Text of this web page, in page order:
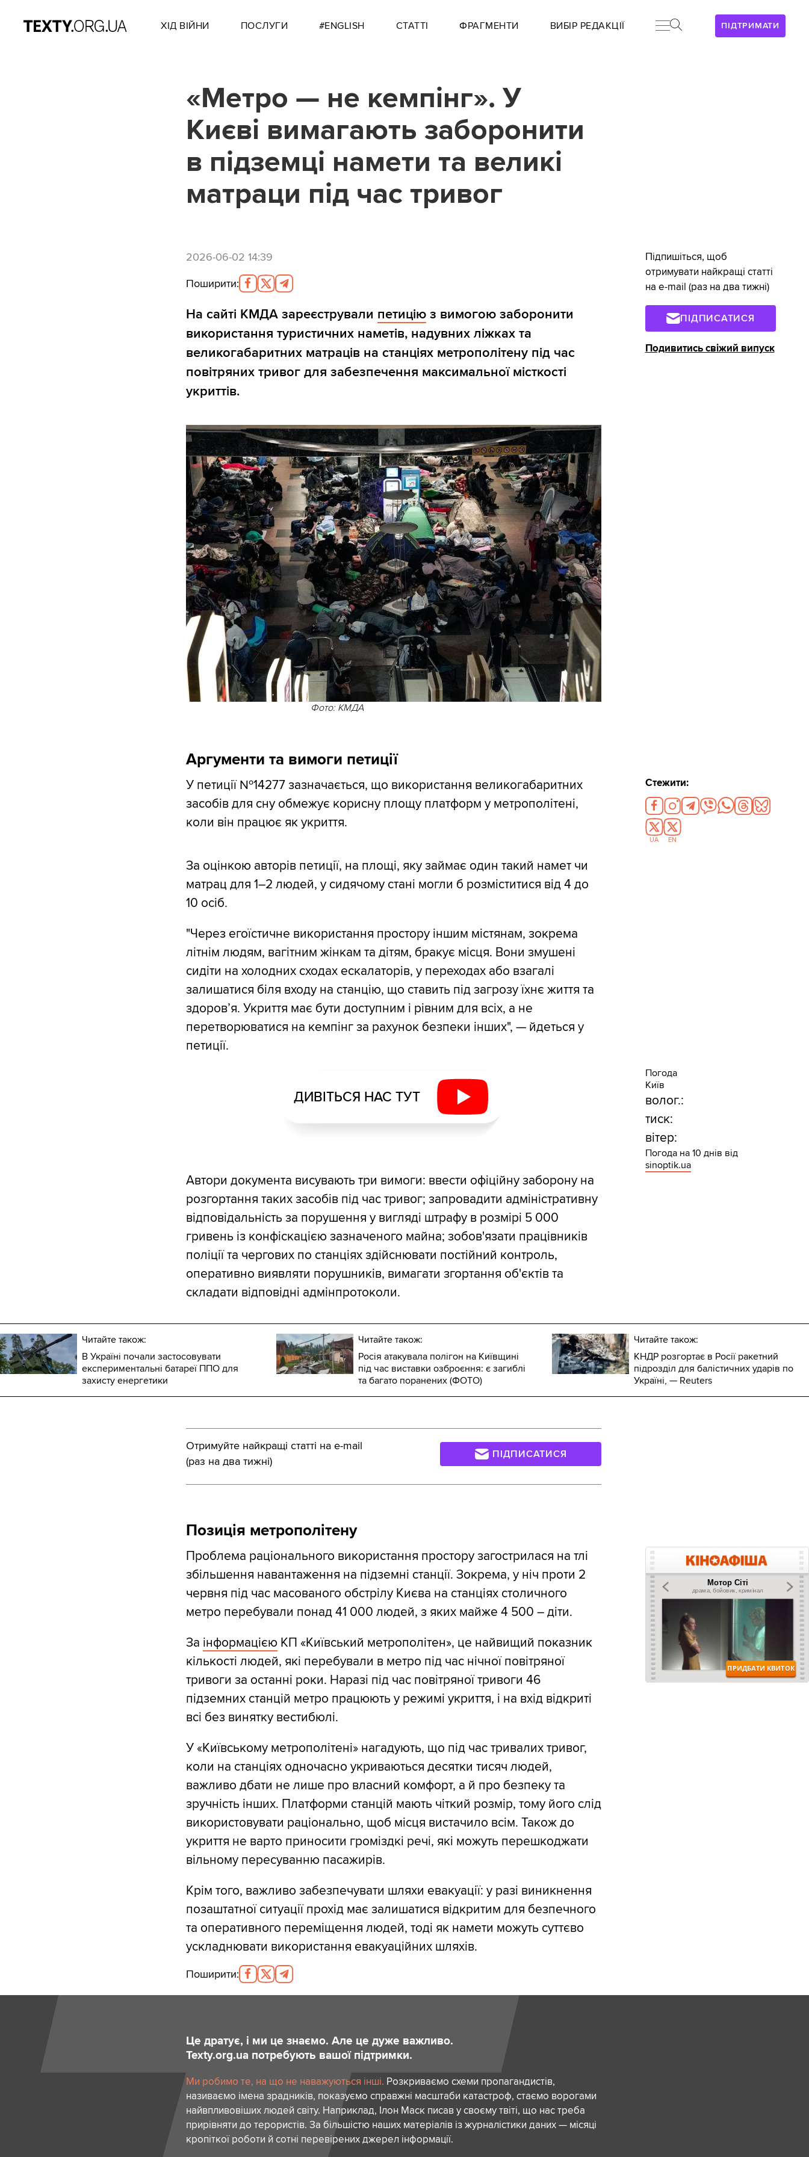
ПІДТРИМАТИ
ХІД ВІЙНИ ПОСЛУГИ #ENGLISH СТАТТІ ФРАГМЕНТИ ВИБІР РЕДАКЦІЇ
«Метро — не кемпінг». У
Києві вимагають заборонити
в підземці намети та великі
матраци під час тривог
2026-06-02 14:39
Поширити:
На сайті КМДА зареєстрували петиціюз вимогою заборонити
використання туристичних наметів, надувних ліжках та
великогабаритних матраців на станціях метрополітену під час
повітряних тривог для забезпечення максимальної місткості
укриттів.
Фото: КМДА
Аргументи та вимоги петиції
У петиції №14277 зазначається, що використання великогабаритних
засобів для сну обмежує корисну площу платформ у метрополітені,
коли він працює як укриття.
За оцінкою авторів петиції, на площі, яку займає один такий намет чи
матрац для 1–2 людей, у сидячому стані могли б розміститися від 4 до
10 осіб.
"Через егоїстичне використання простору іншим містянам, зокрема
літнім людям, вагітним жінкам та дітям, бракує місця. Вони змушені
сидіти на холодних сходах ескалаторів, у переходах або взагалі
залишатися біля входу на станцію, що ставить під загрозу їхнє життя та
здоров’я. Укриття має бути доступним і рівним для всіх, а не
перетворюватися на кемпінг за рахунок безпеки інших", — йдеться у
петиції.
ДИВІТЬСЯ НАС ТУТ
Автори документа висувають три вимоги: ввести офіційну заборону на
розгортання таких засобів під час тривог; запровадити адміністративну
відповідальність за порушення у вигляді штрафу в розмірі 5 000
гривень із конфіскацією зазначеного майна; зобов'язати працівників
поліції та чергових по станціях здійснювати постійний контроль,
оперативно виявляти порушників, вимагати згортання об'єктів та
складати відповідні адмінпротоколи.
Читайте також:
В Україні почали застосовувати
експериментальні батареї ППО для
захисту енергетики
Читайте також:
Росія атакувала полігон на Київщині
під час виставки озброєння: є загиблі
та багато поранених (ФОТО)
Читайте також:
КНДР розгортає в Росії ракетний
підрозділ для балістичних ударів по
Україні, — Reuters
Отримуйте найкращі статті на e-mail
(раз на два тижні)
ПІДПИСАТИСЯ
Позиція метрополітену
Проблема раціонального використання простору загострилася на тлі
збільшення навантаження на підземні станції. Зокрема, у ніч проти 2
червня під час масованого обстрілу Києва на станціях столичного
метро перебували понад 41 000 людей, з яких майже 4 500 – діти.
За інформацієюКП «Київський метрополітен», це найвищий показник
кількості людей, які перебували в метро під час нічної повітряної
тривоги за останні роки. Наразі під час повітряної тривоги 46
підземних станцій метро працюють у режимі укриття, і на вхід відкриті
всі без винятку вестибюлі.
У «Київському метрополітені» нагадують, що під час тривалих тривог,
коли на станціях одночасно укриваються десятки тисяч людей,
важливо дбати не лише про власний комфорт, а й про безпеку та
зручність інших. Платформи станцій мають чіткий розмір, тому його слід
використовувати раціонально, щоб місця вистачило всім. Також до
укриття не варто приносити громіздкі речі, які можуть перешкоджати
вільному пересуванню пасажирів.
Крім того, важливо забезпечувати шляхи евакуації: у разі виникнення
позаштатної ситуації прохід має залишатися відкритим для безпечного
та оперативного переміщення людей, тоді як намети можуть суттєво
ускладнювати використання евакуаційних шляхів.
Поширити:
Це дратує, і ми це знаємо. Але це дуже важливо.
Texty.org.ua потребують вашої підтримки.
Ми робимо те, на що не наважуються інші. Розкриваємо схеми пропагандистів,
називаємо імена зрадників, показуємо справжні масштаби катастроф, стаємо ворогами
найвпливовіших людей світу. Наприклад, Ілон Маск писав у своєму твіті, що нас треба
прирівняти до терористів. За більшістю наших матеріалів із журналістики даних — місяці
кропіткої роботи й сотні перевірених джерел інформації.
Підпишіться, щоб
отримувати найкращі статті
на e-mail (раз на два тижні)
ПІДПИСАТИСЯ
Подивитись свіжий випуск
Стежити:
UA EN
Погода
Київ
волог.:
тиск:
вітер:
Погода на 10 днів від
sinoptik.ua